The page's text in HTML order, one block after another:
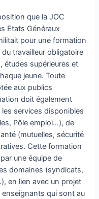
que la JOC
Etats Généraux
pour une formation
travailleur obligatoire
études supérieures et
jeune. Toute
aux publics
doit également
services disponibles
Pôle emploi…), de
(mutuelles, sécurité
Cette formation
une équipe de
domaines (syndicats,
en lien avec un projet
enseignants qui sont au